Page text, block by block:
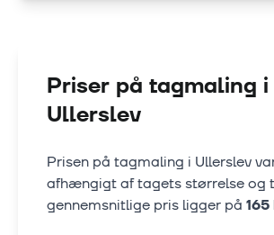
Priser på tagmaling i
Ullerslev
Prisen på tagmaling i Ullerslev
afhængigt af tagets størrelse og
gennemsnitlige pris ligger på 165